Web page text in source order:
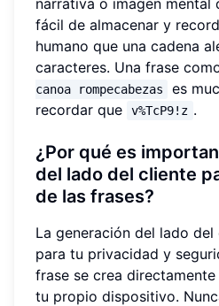
fácil de almacenar y
humano que una cadena
caracteres. Una frase
canoa rompecabezas
es
recordar que
v%TcP9!z .
¿Por qué es
del lado del cliente
de las frases?
La generación del lado
para tu privacidad y
frase se crea
tu propio dispositivo.